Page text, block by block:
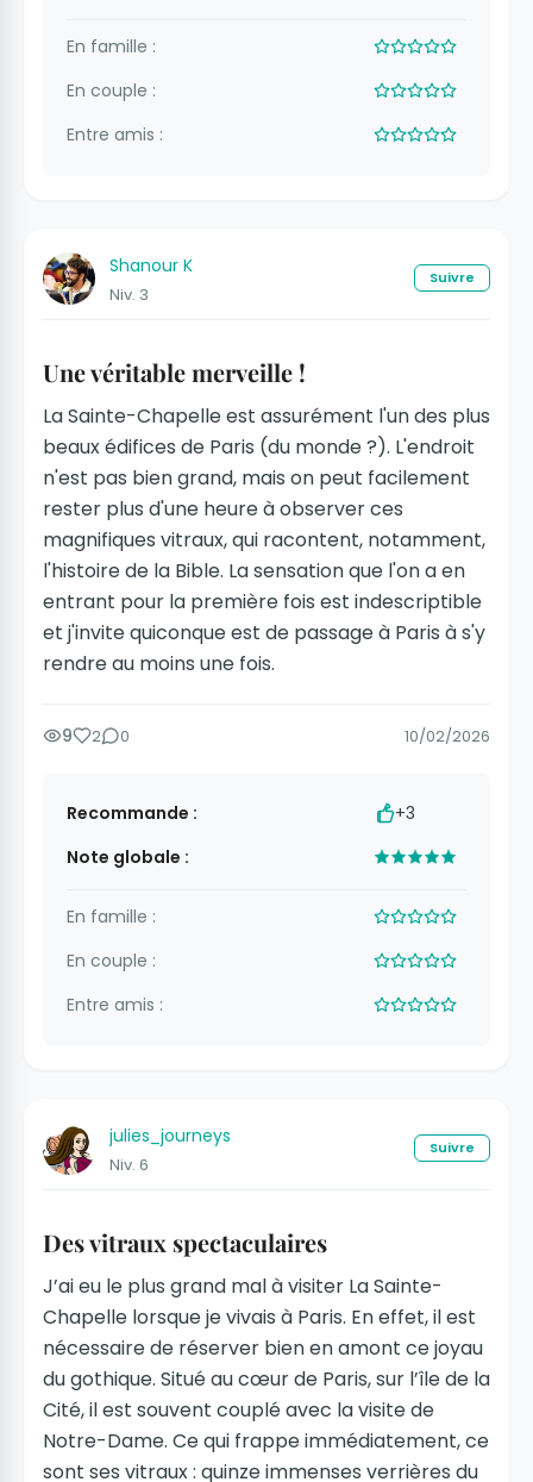
En famille :
En couple :
Entre amis :
Shanour K
Niv. 3
Suivre
Une véritable merveille !
La Sainte-Chapelle est assurément l'un des plus
beaux édifices de Paris (du monde ?). L'endroit
n'est pas bien grand, mais on peut facilement
rester plus d'une heure à observer ces
magnifiques vitraux, qui racontent, notamment,
l'histoire de la Bible. La sensation que l'on a en
entrant pour la première fois est indescriptible
et j'invite quiconque est de passage à Paris à s'y
rendre au moins une fois.
9 2 0 10/02/2026
Recommande :
+3
Note globale :
En famille :
En couple :
Entre amis :
julies_journeys
Niv. 6
Suivre
Des vitraux spectaculaires
J’ai eu le plus grand mal à visiter La Sainte-
Chapelle lorsque je vivais à Paris. En effet, il est
nécessaire de réserver bien en amont ce joyau
du gothique. Situé au cœur de Paris, sur l’île de la
Cité, il est souvent couplé avec la visite de
Notre-Dame. Ce qui frappe immédiatement, ce
sont ses vitraux : quinze immenses verrières du